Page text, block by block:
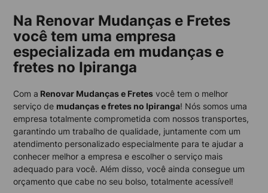
Na Renovar Mudanças e Fretes
você tem uma empresa
especializada em mudanças e
fretes no Ipiranga
Com a Renovar Mudanças e Fretes você tem o melhor
serviço de mudanças e fretes no Ipiranga! Nós somos uma
empresa totalmente comprometida com nossos transportes,
garantindo um trabalho de qualidade, juntamente com um
atendimento personalizado especialmente para te ajudar a
conhecer melhor a empresa e escolher o serviço mais
adequado para você. Além disso, você ainda consegue um
orçamento que cabe no seu bolso, totalmente acessível!